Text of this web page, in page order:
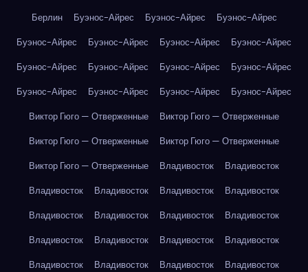
Берлин
Буэнос-Айрес Буэнос-Айрес
Буэнос-Айрес
Буэнос-Айрес
Буэнос-Айрес Буэнос-Айрес
Буэнос-Айрес
Буэнос-Айрес
Буэнос-Айрес Буэнос-Айрес
Буэнос-Айрес
Буэнос-Айрес
Буэнос-Айрес Буэнос-Айрес
Буэнос-Айрес
Виктор Гюго — Отверженные
Виктор Гюго — Отверженные
Виктор Гюго — Отверженные
Виктор Гюго — Отверженные
Виктор Гюго — Отверженные
Владивосток
Владивосток
Владивосток
Владивосток Владивосток
Владивосток
Владивосток
Владивосток Владивосток
Владивосток
Владивосток
Владивосток Владивосток
Владивосток
Владивосток
Владивосток Владивосток
Владивосток